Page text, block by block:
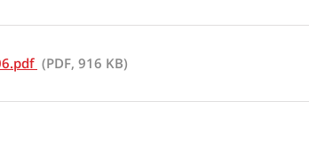
(PDF, 916 KB)